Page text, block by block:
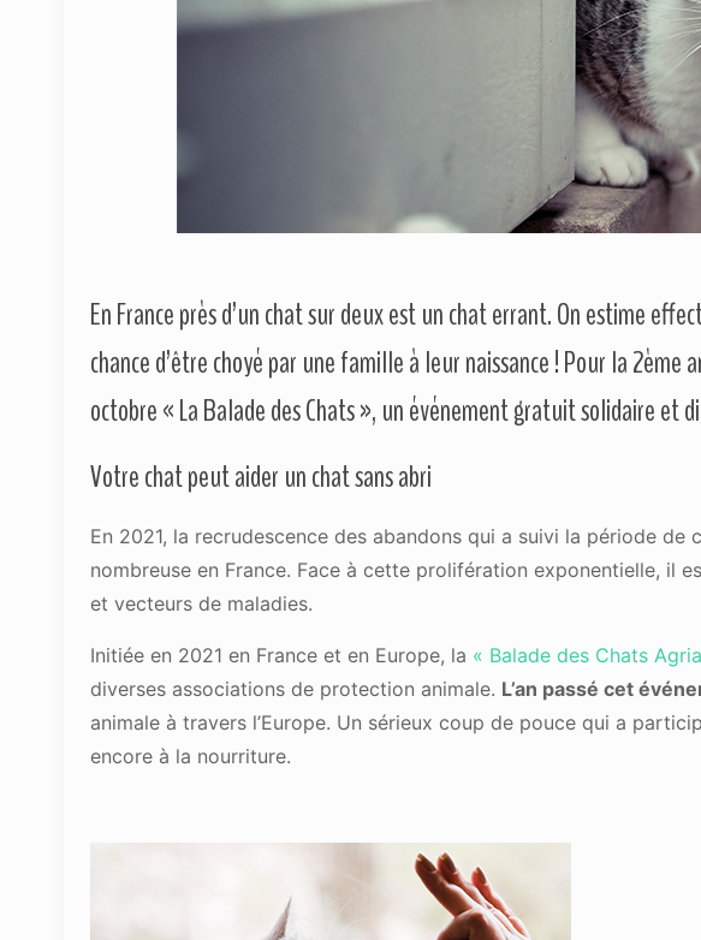
En France près d’un chat sur deux est un chat errant. On estime
chance d’être choyé par une famille à leur naissance ! Pour la
octobre « La Balade des Chats », un événement gratuit solidaire et
Votre chat peut aider un chat sans abri
En 2021, la recrudescence des abandons qui a suivi la période
nombreuse en France. Face à cette prolifération exponentielle, il
et vecteurs de maladies.
Initiée en 2021 en France et en Europe, la « Balade des Chats
diverses associations de protection animale. L’an passé cet
animale à travers l’Europe. Un sérieux coup de pouce qui a
encore à la nourriture.